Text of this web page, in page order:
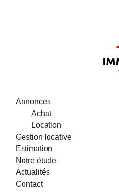
Annonces
Achat
Location
Gestion locative
Estimation
Notre étude
Actualités
Contact